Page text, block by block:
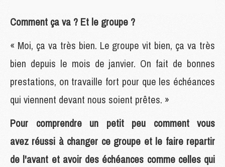
Comment ça va ? Et le groupe ?
« Moi, ça va très bien. Le groupe vit bien, ça va très
bien depuis le mois de janvier. On fait de bonnes
prestations, on travaille fort pour que les échéances
qui viennent devant nous soient prêtes. »
Pour comprendre un petit peu comment vous
avez réussi à changer ce groupe et le faire repartir
de l'avant et avoir des échéances comme celles qui